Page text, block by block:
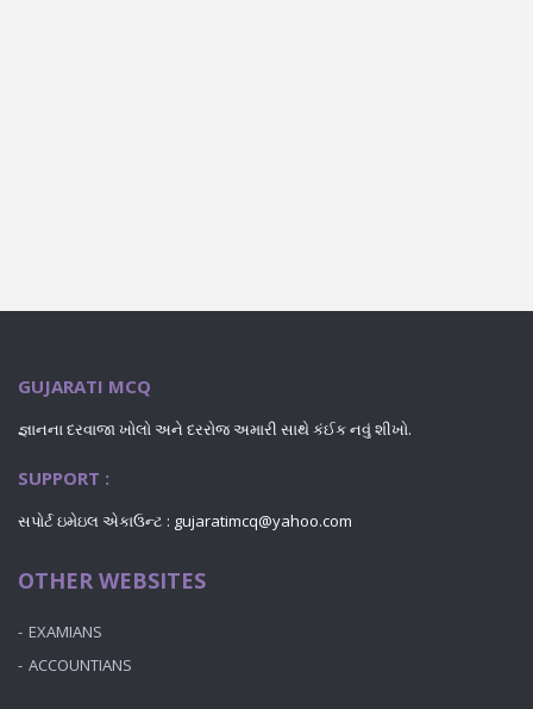
GUJARATI MCQ
જ્ઞાનના દરવાજા ખોલો અને દરરોજ અમારી સાથે કંઈક નવું શીખો.
SUPPORT :
સપોર્ટ ઇમેઇલ એકાઉન્ટ : gujaratimcq@yahoo.com
OTHER WEBSITES
EXAMIANS
ACCOUNTIANS